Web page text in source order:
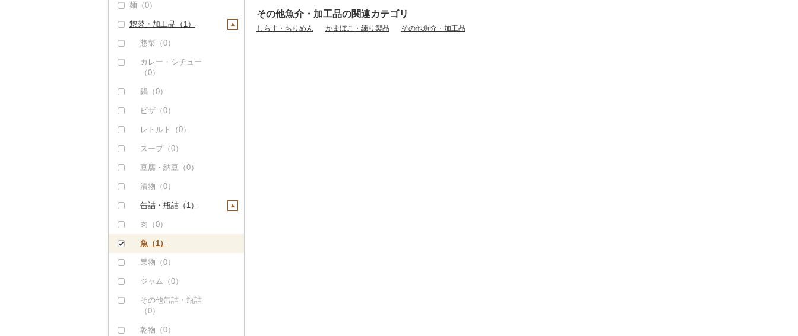
麺（0）
惣菜・加工品（1）
惣菜（0）
カレー・シチュー
（0）
鍋（0）
ピザ（0）
レトルト（0）
スープ（0）
豆腐・納豆（0）
漬物（0）
缶詰・瓶詰（1）
肉（0）
魚（1）
果物（0）
ジャム（0）
その他缶詰・瓶詰
（0）
乾物（0）
その他魚介・加工品の関連カテゴリ
しらす・ちりめん かまぼこ・練り製品 その他魚介・加工品